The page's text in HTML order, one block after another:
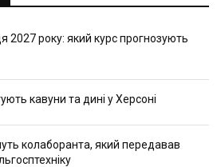
2027 року: який курс прогнозують
кавуни та дині у Херсоні
колаборанта, який передавав